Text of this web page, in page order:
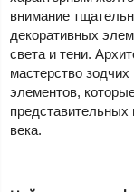
внимание
декоративных
света и тени.
мастерство
элементов,
представительных
века.